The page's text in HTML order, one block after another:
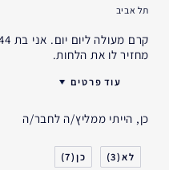
תל אביב
מחזיר לו את הלחות.
עוד פרטים
סוג העור
אני משתמש/ת באסתי לאודר
במשך
כן, הייתי ממליץ/ה לחבר/ה
3
7